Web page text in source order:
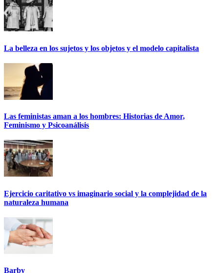
La belleza en los sujetos y los objetos y el modelo capitalista
Las feministas aman a los hombres: Historias de Amor,
Feminismo y Psicoanálisis
Ejercicio caritativo vs imaginario social y la complejidad de la
naturaleza humana
Barby